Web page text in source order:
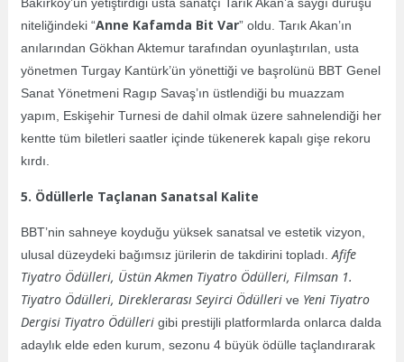
Bakırköy’ün yetiştirdiği usta sanatçı Tarık Akan’a saygı duruşu
niteliğindeki “Anne Kafamda Bit Var” oldu. Tarık Akan’ın
anılarından Gökhan Aktemur tarafından oyunlaştırılan, usta
yönetmen Turgay Kantürk’ün yönettiği ve başrolünü BBT Genel
Sanat Yönetmeni Ragıp Savaş’ın üstlendiği bu muazzam
yapım, Eskişehir Turnesi de dahil olmak üzere sahnelendiği her
kentte tüm biletleri saatler içinde tükenerek kapalı gişe rekoru
kırdı.
5. Ödüllerle Taçlanan Sanatsal Kalite
BBT’nin sahneye koyduğu yüksek sanatsal ve estetik vizyon,
ulusal düzeydeki bağımsız jürilerin de takdirini topladı.Afife
Tiyatro Ödülleri, Üstün Akmen Tiyatro Ödülleri, Filmsan 1.
Tiyatro Ödülleri, Direklerarası Seyirci Ödülleri ve Yeni Tiyatro
Dergisi Tiyatro Ödülleri gibi prestijli platformlarda onlarca dalda
adaylık elde eden kurum, sezonu 4 büyük ödülle taçlandırarak